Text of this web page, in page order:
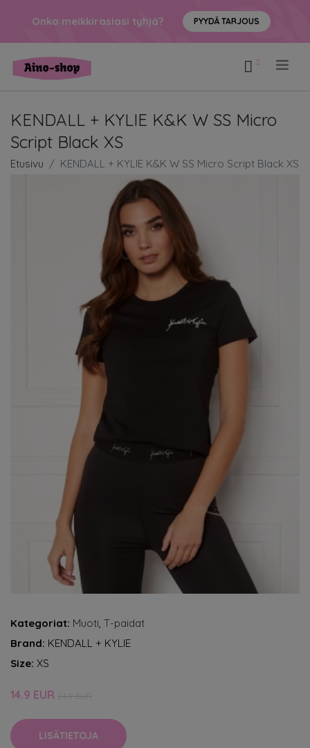
Onko meikkirasiasi tyhjä? PYYDÄ TARJOUS
KENDALL + KYLIE K&K W SS Micro
Script Black XS
Etusivu KENDALL + KYLIE K&K W SS Micro Script Black XS
Kategoriat: Muoti, T-paidat
Brand: KENDALL + KYLIE
Size: XS
14.9 EUR
LISÄTIETOJA